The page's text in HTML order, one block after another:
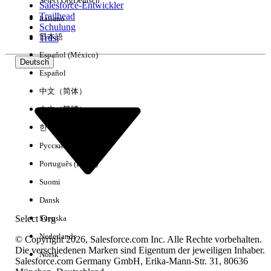
Erfahrung
Keine Ergebnisse
Salesforce-Entwickler
Trailhead
Schulung
Trust
Deutsch
Select Org
Italiano
日本語
Español (México)
Español
中文（简体）
中文（繁體）
한국어
Русский
Português (Brasil)
Suomi
Dansk
Svenska
Nederlands
Norsk
© Copyright 2026, Salesforce.com Inc. Alle Rechte vorbehalten.
Die verschiedenen Marken sind Eigentum der jeweiligen Inhaber.
Salesforce.com Germany GmbH, Erika-Mann-Str. 31, 80636